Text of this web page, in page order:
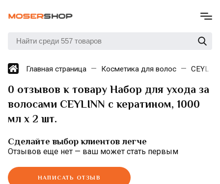
Главная страница Косметика для волос
0 отзывов к товару Набор для ухода за
волосами CEYLINN с кератином, 1000
мл х 2 шт.
Сделайте выбор клиентов легче
Отзывов еще нет — ваш может стать первым
НАПИСАТЬ ОТЗЫВ